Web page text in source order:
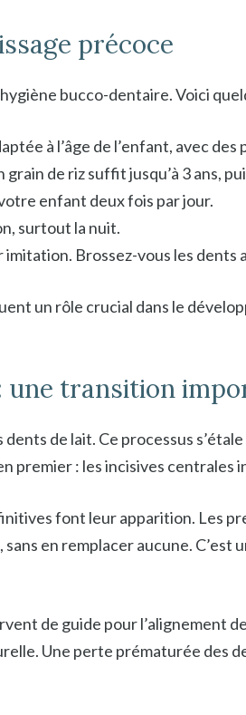
précoce
bucco-dentaire. Voici
à l’âge de l’enfant, avec des
de riz suffit jusqu’à 3 ans,
enfant deux fois par jour.
surtout la nuit.
Brossez-vous les dents
un rôle crucial dans le
une transition
de lait. Ce processus
premier : les incisives centrales
font leur apparition. Les
en remplacer aucune.
de guide pour l’alignement
Une perte prématurée des